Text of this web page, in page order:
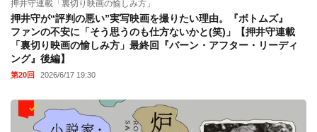
押井守連載「裏切り映画の愉しみ方」
押井守が“評判の悪い”実写映画を撮りたい理由。『ボトムズ』
ファンの不安に「そう思うのも仕方ないかと(笑)」【押井守連載
「裏切り映画の愉しみ方」最終回『バーン・アフター・リーディ
ング』後編】
第20回 2026/6/17 19:30